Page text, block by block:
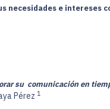
necesidades e intereses
su comunicación en
Pérez 1